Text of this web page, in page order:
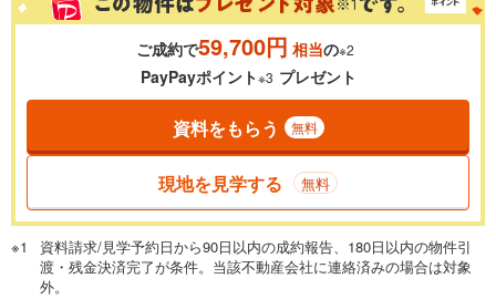
ご成約で59,700円 相当の※2
PayPayポイント※3 プレゼント
資料をもらう 無料
現地を見学する 無料
資料請求/見学予約日から90日以内の成約報告、180日以内の物件引
渡・残金決済完了が条件。当該不動産会社に連絡済みの場合は対象
外。